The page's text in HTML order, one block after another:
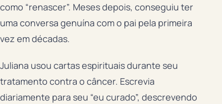
como “renascer”. Meses depois, conseguiu ter
uma conversa genuína com o pai pela primeira
vez em décadas.
Juliana usou cartas espirituais durante seu
tratamento contra o câncer. Escrevia
diariamente para seu “eu curado”, descrevendo